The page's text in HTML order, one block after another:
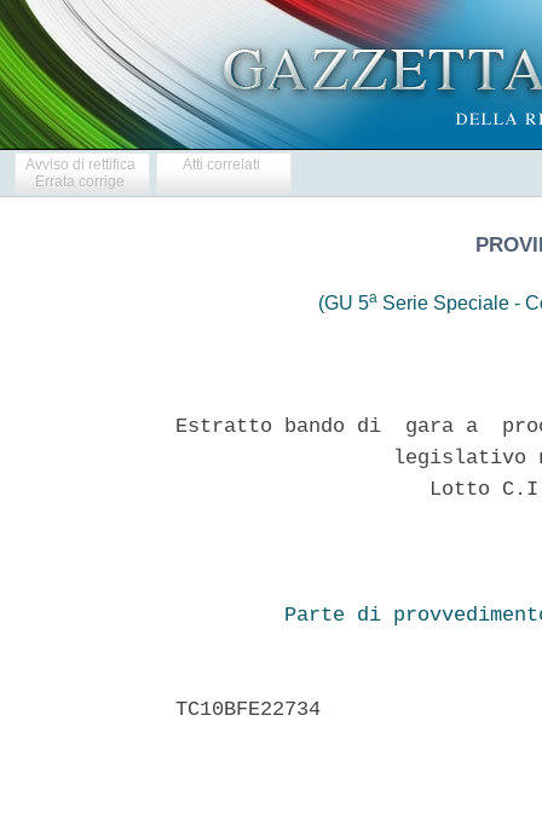
Avviso di rettifica
Errata corrige
Atti correlati
(GU 5a Serie Speciale -
Estratto bando di  gara a
Lotto
Parte di